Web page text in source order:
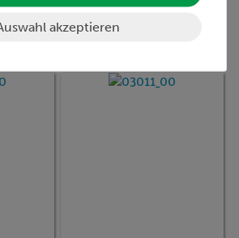
268,00 €
akzeptieren